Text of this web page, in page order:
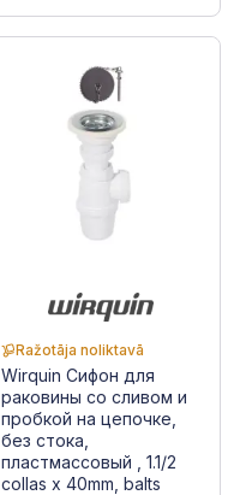
Ražotāja noliktavā
Wirquin Сифон для
раковины со сливом и
пробкой на цепочке,
без стока,
пластмассовый , 1.1/2
collas x 40mm, balts